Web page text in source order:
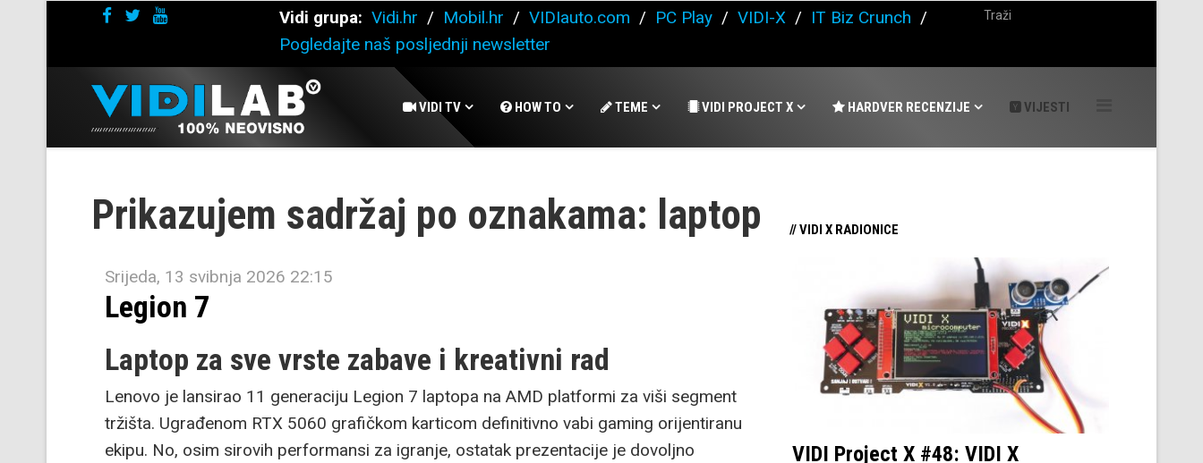
Vidi grupa: Vidi.hr / Mobil.hr / VIDIauto.com / PC Play / VIDI-X / IT Biz Crunch /
Pogledajte naš posljednji newsletter
VIDI TV HOW TO TEME VIDI PROJECT X HARDVER RECENZIJE VIJESTI
Prikazujem sadržaj po oznakama: laptop
Srijeda, 13 svibnja 2026 22:15
Legion 7
Laptop za sve vrste zabave i kreativni rad
Lenovo je lansirao 11 generaciju Legion 7 laptopa na AMD platformi za viši segment
tržišta. Ugrađenom RTX 5060 grafičkom karticom definitivno vabi gaming orijentiranu
ekipu. No, osim sirovih performansi za igranje, ostatak prezentacije je dovoljno
// VIDI X RADIONICE
VIDI Project X #48: VIDI X